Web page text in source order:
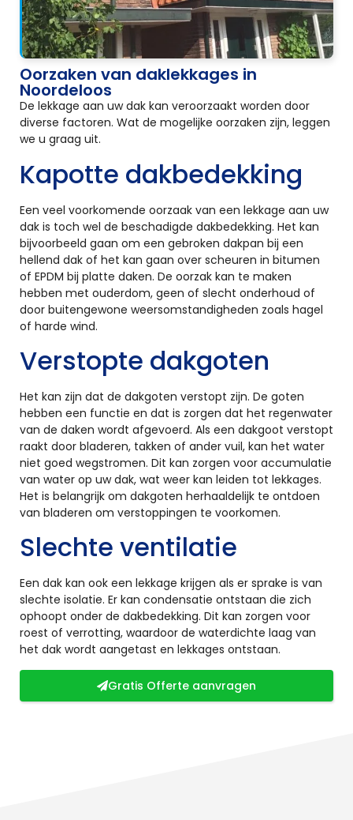
Oorzaken van daklekkages in
Noordeloos
De lekkage aan uw dak kan veroorzaakt worden door
diverse factoren. Wat de mogelijke oorzaken zijn, leggen
we u graag uit.
Kapotte dakbedekking
Een veel voorkomende oorzaak van een lekkage aan uw
dak is toch wel de beschadigde dakbedekking. Het kan
bijvoorbeeld gaan om een gebroken dakpan bij een
hellend dak of het kan gaan over scheuren in bitumen
of EPDM bij platte daken. De oorzak kan te maken
hebben met ouderdom, geen of slecht onderhoud of
door buitengewone weersomstandigheden zoals hagel
of harde wind.
Verstopte dakgoten
Het kan zijn dat de dakgoten verstopt zijn. De goten
hebben een functie en dat is zorgen dat het regenwater
van de daken wordt afgevoerd. Als een dakgoot verstopt
raakt door bladeren, takken of ander vuil, kan het water
niet goed wegstromen. Dit kan zorgen voor accumulatie
van water op uw dak, wat weer kan leiden tot lekkages.
Het is belangrijk om dakgoten herhaaldelijk te ontdoen
van bladeren om verstoppingen te voorkomen.
Slechte ventilatie
Een dak kan ook een lekkage krijgen als er sprake is van
slechte isolatie. Er kan condensatie ontstaan die zich
ophoopt onder de dakbedekking. Dit kan zorgen voor
roest of verrotting, waardoor de waterdichte laag van
het dak wordt aangetast en lekkages ontstaan.
Gratis Offerte aanvragen